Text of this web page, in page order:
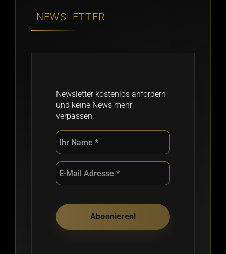
NEWSLETTER
Newsletter kostenlos anfordern
und keine News mehr
verpassen.